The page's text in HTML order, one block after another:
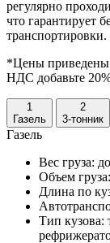
регулярно
что гарантирует
транспортировки.
*Цены приведены
НДС добавьте
1
Газель
2
3-тонник
Газель
Вес груза:
Объем груза:
Длина по
Тип кузова: